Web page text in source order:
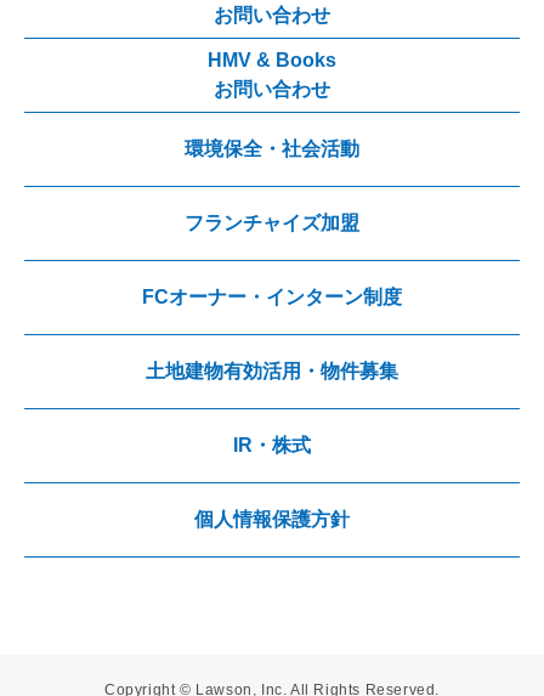
お問い合わせ
HMV & Books
お問い合わせ
環境保全・社会活動
フランチャイズ加盟
FCオーナー・インターン制度
土地建物有効活用・物件募集
IR・株式
個人情報保護方針
Copyright © Lawson, Inc. All Rights Reserved.